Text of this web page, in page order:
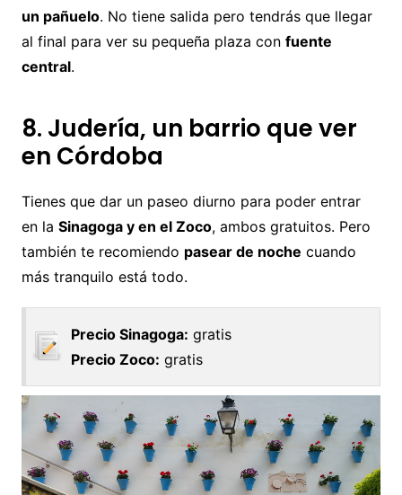
un pañuelo. No tiene salida pero tendrás que llegar
al final para ver su pequeña plaza con fuente
central.
8. Judería, un barrio que ver
en Córdoba
Tienes que dar un paseo diurno para poder entrar
en la Sinagoga y en el Zoco, ambos gratuitos. Pero
también te recomiendo pasear de noche cuando
más tranquilo está todo.
Precio Sinagoga: gratis
Precio Zoco: gratis